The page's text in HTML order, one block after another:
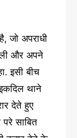
जो अपराधी
और अपने
इसी बीच
थाने
देते हुए
साबित